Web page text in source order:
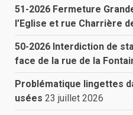
51-2026 Fermeture
l’Eglise et rue Charrière
50-2026 Interdiction de
face de la rue de la
Problématique lingettes
usées 23 juillet 2026